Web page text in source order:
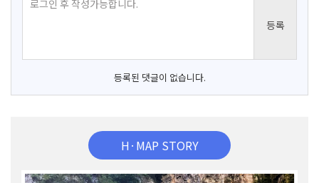
등록된 댓글이 없습니다.
H·MAP STORY